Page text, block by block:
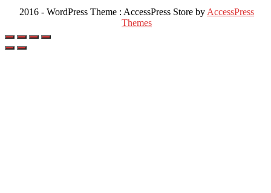
2016 - WordPress Theme : AccessPress Store by AccessPress
Themes